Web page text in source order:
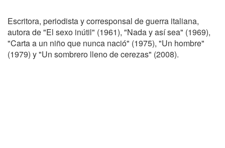
Escritora, periodista y corresponsal de guerra italiana,
autora de "El sexo inútil" (1961), "Nada y así sea" (1969),
"Carta a un niño que nunca nació" (1975), "Un hombre"
(1979) y "Un sombrero lleno de cerezas" (2008).